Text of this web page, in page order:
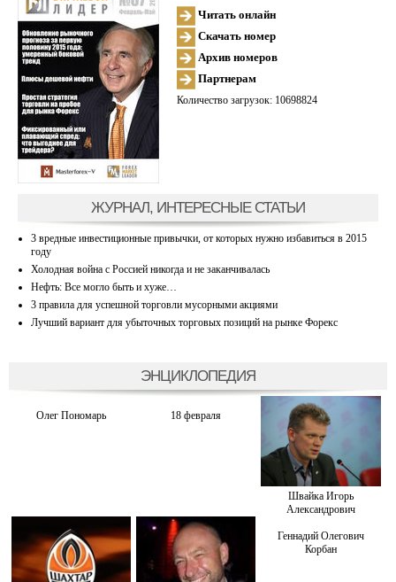
Читать онлайн
Скачать номер
Архив номеров
Партнерам
Количество загрузок: 10698824
ЖУРНАЛ, ИНТЕРЕСНЫЕ СТАТЬИ
3 вредные инвестиционные привычки, от которых нужно избавиться в 2015
году
Холодная война с Россией никогда и не заканчивалась
Нефть: Все могло быть и хуже…
3 правила для успешной торговли мусорными акциями
Лучший вариант для убыточных торговых позиций на рынке Форекс
ЭНЦИКЛОПЕДИЯ
Олег Пономарь 18 февраля
Швайка Игорь
Александрович
Геннадий Олегович
Корбан